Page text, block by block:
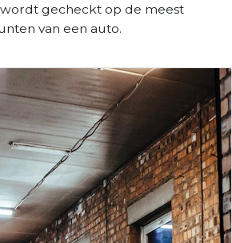
gecheckt op de meest
van een auto.